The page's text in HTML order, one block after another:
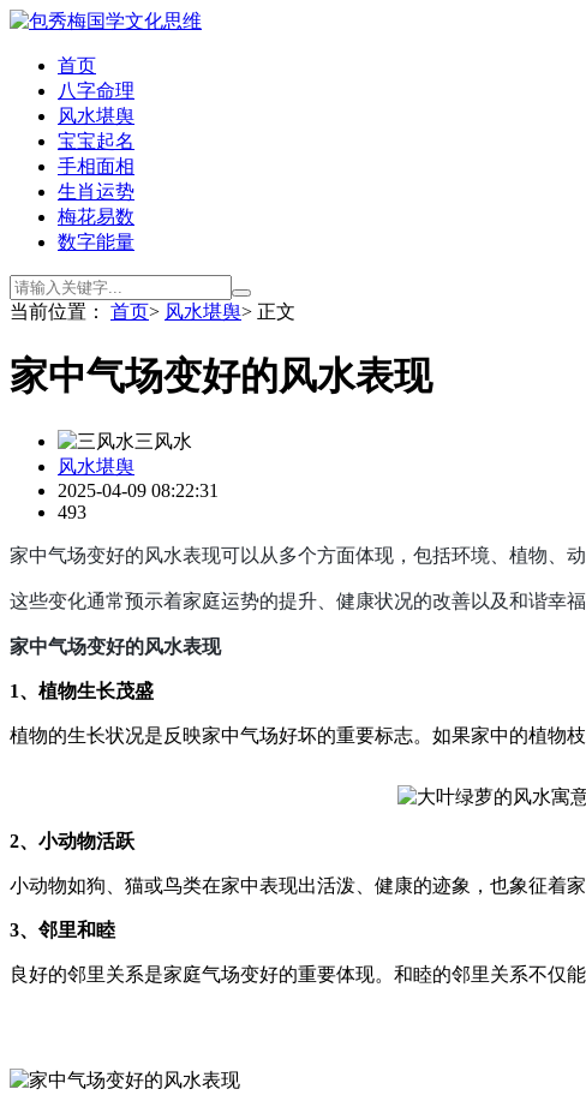
首页
八字命理
风水堪舆
宝宝起名
手相面相
生肖运势
梅花易数
数字能量
当前位置： 首页> 风水堪舆> 正文
家中气场变好的风水表现
三风水
风水堪舆
2025-04-09 08:22:31
493
家中气场变好的风水表现可以从多个方面体现，包括环境、植物、
这些变化通常预示着家庭运势的提升、健康状况的改善以及和谐幸福
家中气场变好的风水表现
1、植物生长茂盛
植物的生长状况是反映家中气场好坏的重要标志。如果家中的植物
2、小动物活跃
小动物如狗、猫或鸟类在家中表现出活泼、健康的迹象，也象征着
3、邻里和睦
良好的邻里关系是家庭气场变好的重要体现。和睦的邻里关系不仅